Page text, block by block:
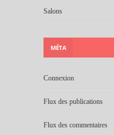
Salons
MÉTA
Connexion
Flux des publications
Flux des commentaires